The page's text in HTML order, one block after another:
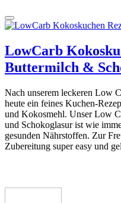
LowCarb
Buttermilch &
Nach unserem leckeren Low
heute ein feines Kuchen-
und Kokosmehl. Unser Low
und Schokoglasur ist wie
gesunden Nährstoffen. Zur
Zubereitung super easy und